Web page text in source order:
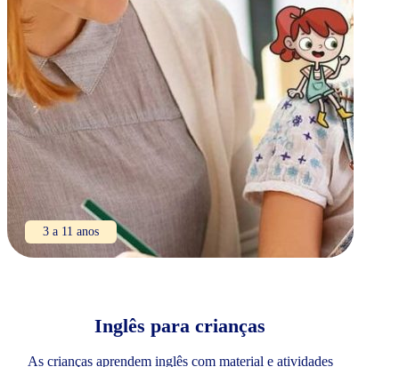
3 a 11 anos
Inglês para crianças
As crianças aprendem inglês com material e atividades